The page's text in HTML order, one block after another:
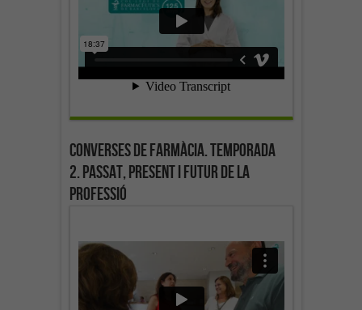
Converses de farmàcia. Temporada
2. Passat, present i futur de la
professió